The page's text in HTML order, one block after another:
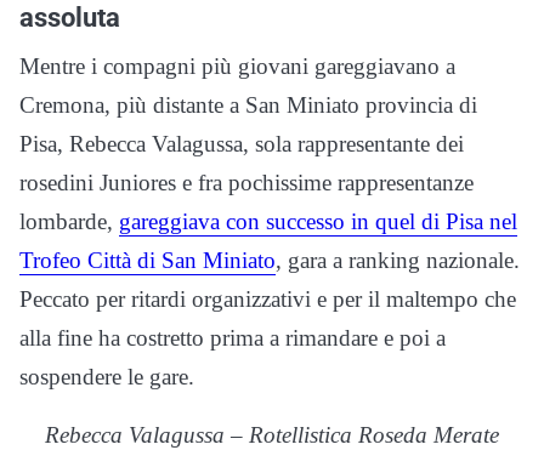
assoluta
Mentre i compagni più giovani gareggiavano a
Cremona, più distante a San Miniato provincia di
Pisa, Rebecca Valagussa, sola rappresentante dei
rosedini Juniores e fra pochissime rappresentanze
lombarde, gareggiava con successo in quel di Pisa nel
Trofeo Città di San Miniato, gara a ranking nazionale.
Peccato per ritardi organizzativi e per il maltempo che
alla fine ha costretto prima a rimandare e poi a
sospendere le gare.
Rebecca Valagussa – Rotellistica Roseda Merate